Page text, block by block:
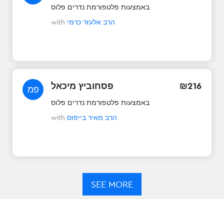
באמצעות פלטפורמת נדרים פלוס
with הרב אלעזר כרמי
פמ פסחוביץ מיכאל ₪216
באמצעות פלטפורמת נדרים פלוס
with הרב מאיר בייפוס
SEE MORE